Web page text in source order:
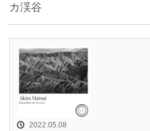
カ渓谷
2022.05.08